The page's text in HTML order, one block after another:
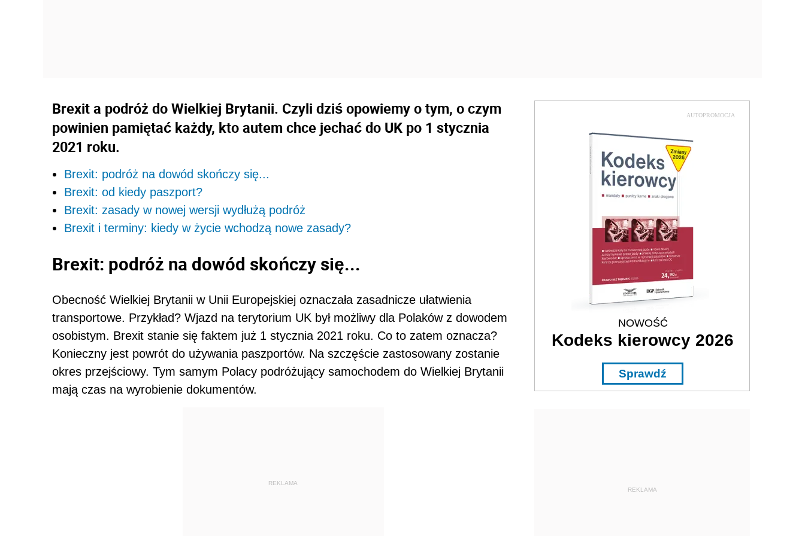
Brexit a podróż do Wielkiej Brytanii. Czyli dziś opowiemy o tym, o czym
powinien pamiętać każdy, kto autem chce jechać do UK po 1 stycznia
2021 roku.
Brexit: podróż na dowód skończy się...
Brexit: od kiedy paszport?
Brexit: zasady w nowej wersji wydłużą podróż
Brexit i terminy: kiedy w życie wchodzą nowe zasady?
Brexit: podróż na dowód skończy się...
Obecność Wielkiej Brytanii w Unii Europejskiej oznaczała zasadnicze ułatwienia
transportowe. Przykład? Wjazd na terytorium UK był możliwy dla Polaków z dowodem
osobistym. Brexit stanie się faktem już 1 stycznia 2021 roku. Co to zatem oznacza?
Konieczny jest powrót do używania paszportów. Na szczęście zastosowany zostanie
okres przejściowy. Tym samym Polacy podróżujący samochodem do Wielkiej Brytanii
mają czas na wyrobienie dokumentów.
REKLAMA
AUTOPROMOCJA
NOWOŚĆ
Kodeks kierowcy 2026
Sprawdź
REKLAMA